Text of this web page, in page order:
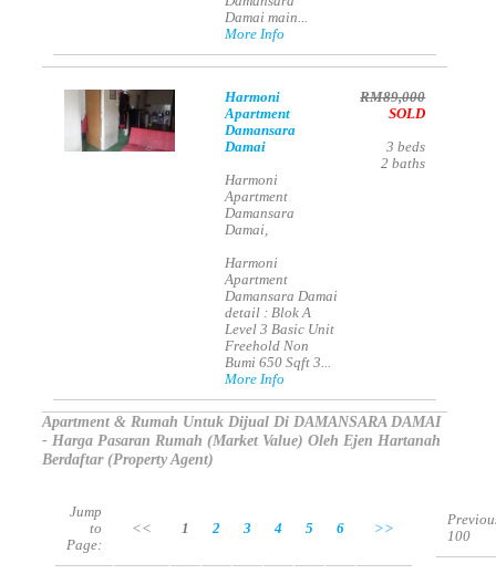
Damai main...
More Info
Harmoni
Apartment
Damansara
Damai
Harmoni
Apartment
Damansara
Damai,
Harmoni
Apartment
Damansara Damai
detail : Blok A
Level 3 Basic Unit
Freehold Non
Bumi 650 Sqft 3...
More Info
RM89,000
SOLD
3 beds
2 baths
Apartment & Rumah Untuk Dijual Di DAMANSARA DAMAI
- Harga Pasaran Rumah (Market Value) Oleh Ejen Hartanah
Berdaftar (Property Agent)
Jump
to
Page:
<< 1 2 3 4 5 6 >>
100